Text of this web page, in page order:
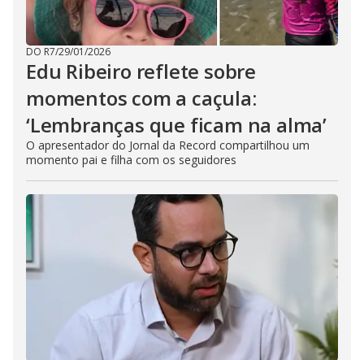
DO R7/29/01/2026
Edu Ribeiro reflete sobre
momentos com a caçula:
‘Lembranças que ficam na alma’
O apresentador do Jornal da Record compartilhou um
momento pai e filha com os seguidores